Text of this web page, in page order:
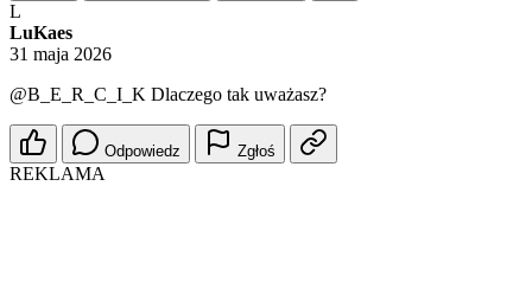
L
LuKaes
31 maja 2026
@B_E_R_C_I_K Dlaczego tak uważasz?
Odpowiedz Zgłoś
REKLAMA